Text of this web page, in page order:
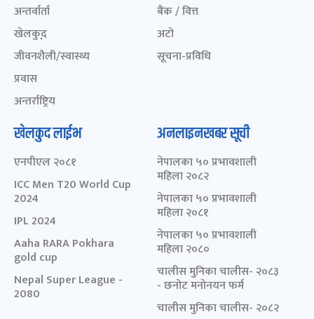
अन्तर्वार्ता
खेलकुद़़
जीवनशैली/स्वास्थ्य
प्रवास
अन्तर्राष्ट्रिय
बैंक / वित्त
अटो
सूचना-प्रविधि
खेलकुद लाईभ
एनपीएल २०८१
ICC Men T20 World Cup
2024
IPL 2024
Aaha RARA Pokhara
gold cup
Nepal Super League -
2080
अनलाइनखबर सूची
नेपालका ५० प्रभावशाली
महिला २०८२
नेपालका ५० प्रभावशाली
महिला २०८१
नेपालका ५० प्रभावशाली
महिला २०८०
चालीस मुनिका चालीस- २०८३
- छनोट मनोनयन फर्म
चालीस मुनिका चालीस- २०८२